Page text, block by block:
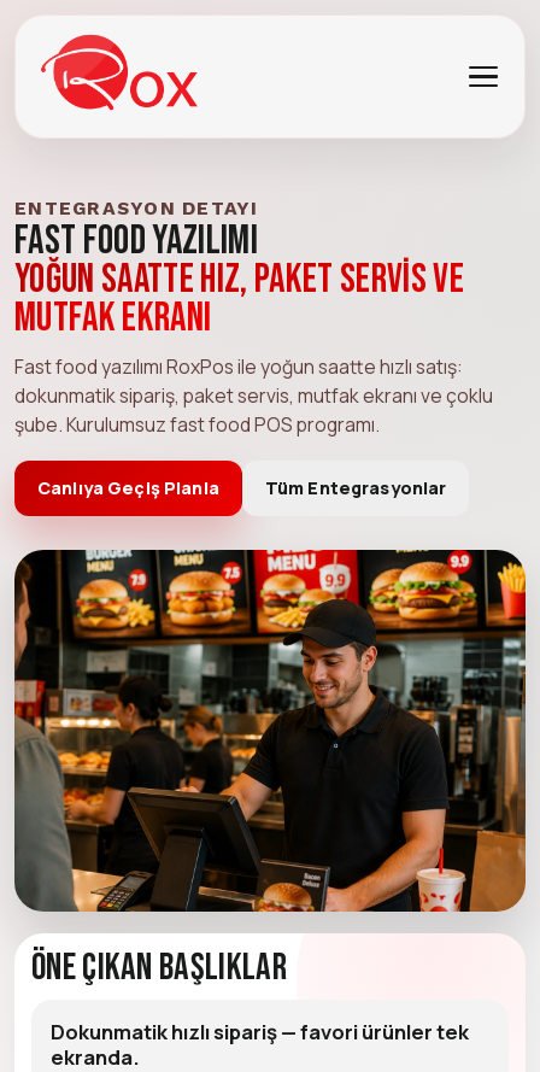
ENTEGRASYON DETAYI
Fast Food Yazılımı
Yoğun saatte hız, paket servis ve
mutfak ekranı
Fast food yazılımı RoxPos ile yoğun saatte hızlı satış:
dokunmatik sipariş, paket servis, mutfak ekranı ve çoklu
şube. Kurulumsuz fast food POS programı.
Canlıya Geçiş Planla Tüm Entegrasyonlar
Öne Çıkan Başlıklar
Dokunmatik hızlı sipariş — favori ürünler tek
ekranda.